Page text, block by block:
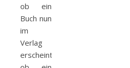
ob ein
Buch nun
im
Verlag
erscheint,